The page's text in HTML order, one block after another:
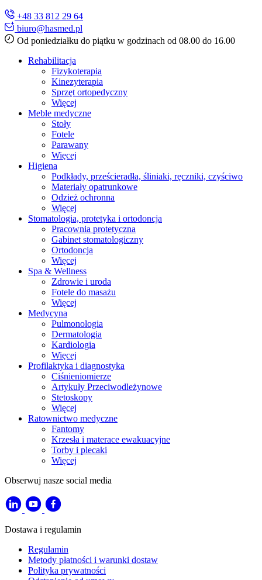
+48 33 812 29 64
biuro@hasmed.pl
Od poniedziałku do piątku w godzinach od 08.00 do 16.00
Rehabilitacja
Fizykoterapia
Kinezyterapia
Sprzęt ortopedyczny
Więcej
Meble medyczne
Stoły
Fotele
Parawany
Więcej
Higiena
Podkłady, prześcieradła, śliniaki, ręczniki, czyściwo
Materiały opatrunkowe
Odzież ochronna
Więcej
Stomatologia, protetyka i ortodoncja
Pracownia protetyczna
Gabinet stomatologiczny
Ortodoncja
Więcej
Spa & Wellness
Zdrowie i uroda
Fotele do masażu
Więcej
Medycyna
Pulmonologia
Dermatologia
Kardiologia
Więcej
Profilaktyka i diagnostyka
Ciśnieniomierze
Artykuły Przeciwodleżynowe
Stetoskopy
Więcej
Ratownictwo medyczne
Fantomy
Krzesła i materace ewakuacyjne
Torby i plecaki
Więcej
Obserwuj nasze social media
Dostawa i regulamin
Regulamin
Metody płatności i warunki dostaw
Polityka prywatności